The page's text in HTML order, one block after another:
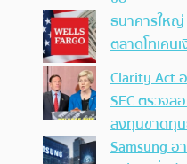
ธนาคารใหญ่
ตลาดโทเคน
Clarity Act
SEC ตรวจ
ลงทุนขาดทุ
Samsung อ